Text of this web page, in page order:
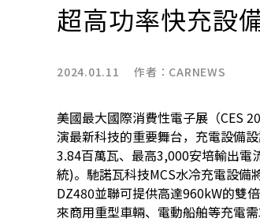
超高功率快充設
2024.01.11 作者： CARNEWS
美國最大國際消費性電子展（CES
演最新科技的重要舞台，充電設備
3.84百萬瓦、最高3,000安培輸出電
統)。馳諾瓦科技MCS水冷充電設備
DZ480並聯可提供高達960kW的雙
來商用重型車輛、電動船舶等充電